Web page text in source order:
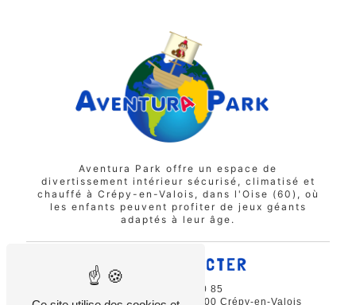
Aventura Park offre un espace de
divertissement intérieur sécurisé, climatisé et
chauffé à Crépy-en-Valois, dans l'Oise (60), où
les enfants peuvent profiter de jeux géants
adaptés à leur âge.
NOUS CONTACTER
03 44 88 80 85
14 Rue Gustave Eiffel, 60800 Crépy-en-Valois